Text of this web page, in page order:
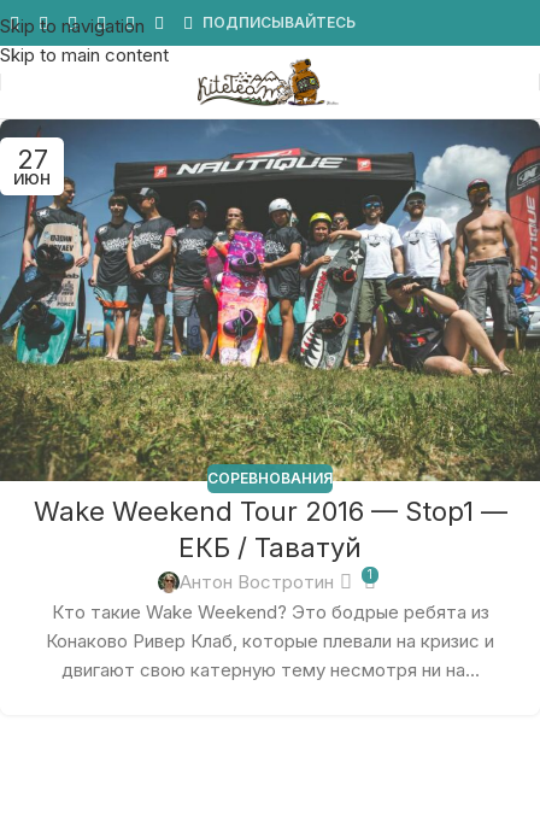
Skip to navigation
Skip to main content
ПОДПИСЫВАЙТЕСЬ
27
ИЮН
СОРЕВНОВАНИЯ
Wake Weekend Tour 2016 — Stop1 —
ЕКБ / Таватуй
Антон Востротин 1
Кто такие Wake Weekend? Это бодрые ребята из
Конаково Ривер Клаб, которые плевали на кризис и
двигают свою катерную тему несмотря ни на...